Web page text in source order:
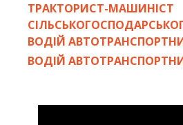
ТРАКТОРИСТ-МАШИНІСТ
ВОДІЙ
ВОДІЙ